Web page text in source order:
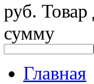
руб. Товар
сумму
Главная